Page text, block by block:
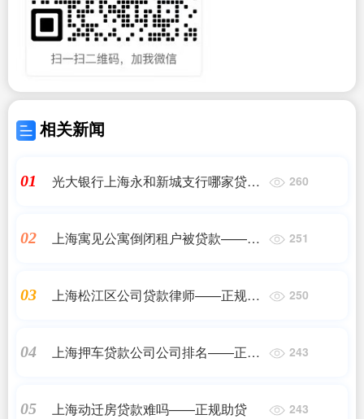
相关新闻
01
光大银行上海永和新城支行哪家贷款
260
02
上海寓见公寓倒闭租户被贷款——正
251
03
上海松江区公司贷款律师——正规助
250
04
上海押车贷款公司公司排名——正规
243
05 上海动迁房贷款难吗——正规助贷 243